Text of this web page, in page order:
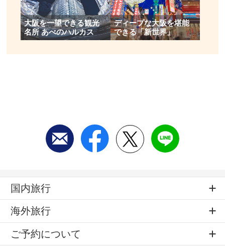
大阪を一望できる観光
名所 あべのハルカス
ディープな大阪を堪能
できる「新世界」
国内旅行
海外旅行
ご予約について